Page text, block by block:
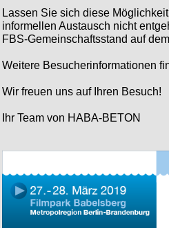
Lassen Sie sich diese
informellen Austausch nicht
FBS-Gemeinschaftsstand auf
Weitere Besucherinformationen
Wir freuen uns auf Ihren Besuch!
Ihr Team von HABA-BETON